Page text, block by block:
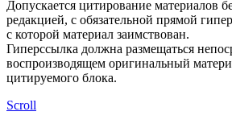
Допускается цитирование материалов
редакцией, с обязательной прямой
с которой материал заимствован.
Гиперссылка должна размещаться
воспроизводящем оригинальный
цитируемого блока.
Scroll